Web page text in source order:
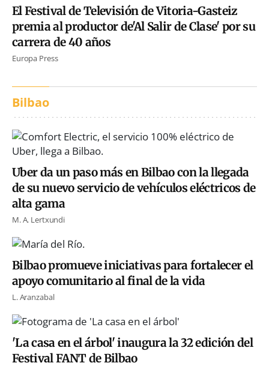
El Festival de Televisión de Vitoria-Gasteiz
premia al productor de'Al Salir de Clase' por su
carrera de 40 años
Europa Press
Bilbao
Uber da un paso más en Bilbao con la llegada
de su nuevo servicio de vehículos eléctricos de
alta gama
M. A. Lertxundi
Bilbao promueve iniciativas para fortalecer el
apoyo comunitario al final de la vida
L. Aranzabal
'La casa en el árbol' inaugura la 32 edición del
Festival FANT de Bilbao